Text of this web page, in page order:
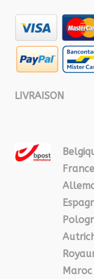
LIVRAISON
Maroc